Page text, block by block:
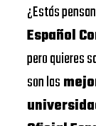
¿Estás
Español
pero quieres
son las